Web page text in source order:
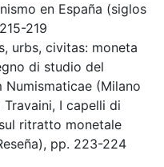
en España (siglos
219
urbs, civitas: moneta
di studio del
(Milano
I capelli di
ritratto monetale
pp. 223-224